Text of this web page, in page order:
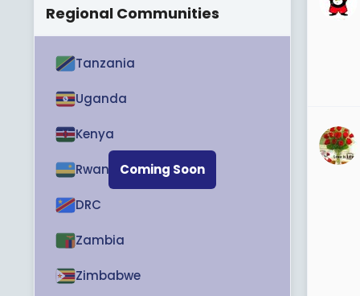
Regional Communities
Coming Soon
Tanzania
Uganda
Kenya
Rwanda
DRC
Zambia
Zimbabwe